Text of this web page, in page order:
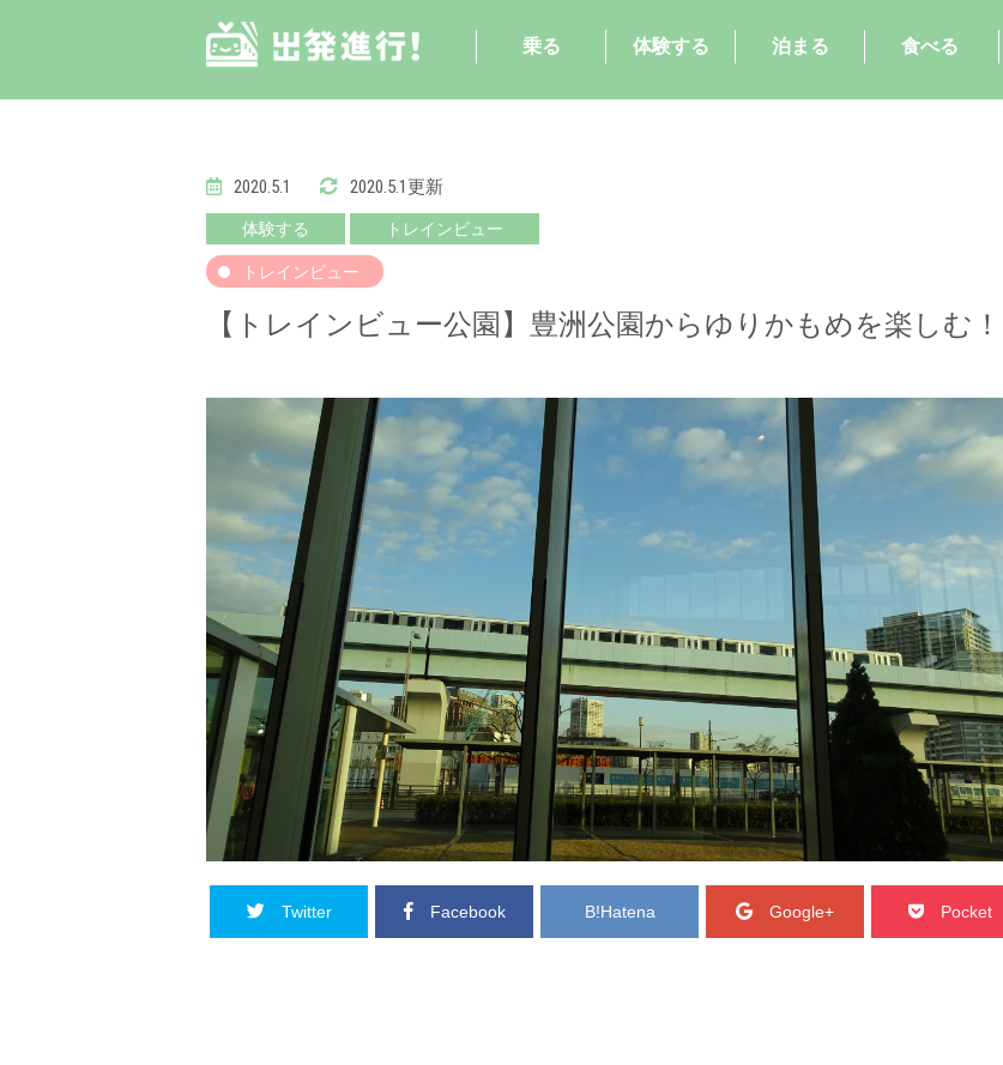
乗る 体験する 泊まる 食べる
2020.5.1 2020.5.1更新
体験する トレインビュー
トレインビュー
【トレインビュー公園】豊洲公園からゆりかもめを楽しむ！
Twitter Facebook B!Hatena Google+ Pocket